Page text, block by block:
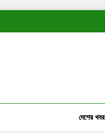
দেশের খবর